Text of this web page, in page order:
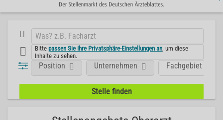
Bittepassen Sie Ihre Privatsphäre-Einstellungen an , um diese
Inhalte zu sehen.
Position Fachgebiet
Unternehmen